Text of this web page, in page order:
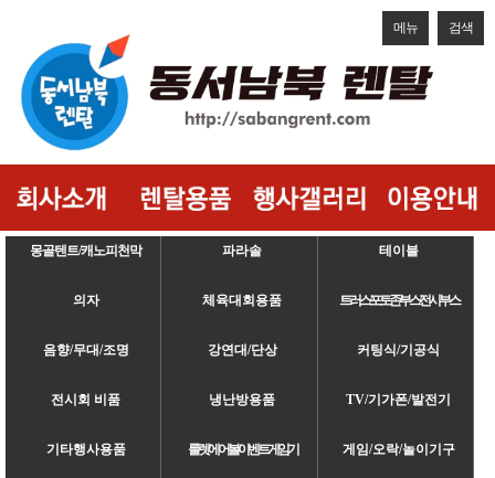
메뉴 검색
몽골텐트/캐노피천막 파라솔 테이블
의자 체육대회용품 트러스/포토존/부스/전시부스
음향/무대/조명 강연대/단상 커팅식/기공식
전시회 비품 냉난방용품 TV/기가폰/발전기
기타행사용품 룰렛/에어볼/이벤트게임기 게임/오락/놀이기구